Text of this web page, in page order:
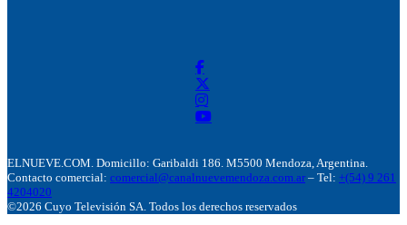
ELNUEVE.COM. Domicillo: Garibaldi 186. M5500 Mendoza, Argentina.
Contacto comercial: comercial@canalnuevemendoza.com.ar – Tel: +(54) 9 261
4204020
©2026 Cuyo Televisión SA. Todos los derechos reservados